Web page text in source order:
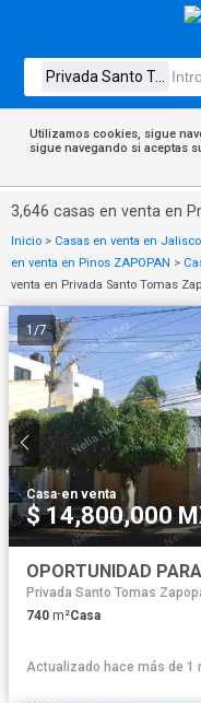
Utilizamos cookies, sigue
sigue navegando si aceptas
3,646 casas en venta en
Inicio > Casas en venta en Jalisco
en venta en Pinos ZAPOPAN >
venta en Privada Santo Tomas
1/7
Casa·en venta
$ 14,800,000
OPORTUNIDAD
Privada Santo Tomas
740 m²Casa
Actualizado hace más de 1